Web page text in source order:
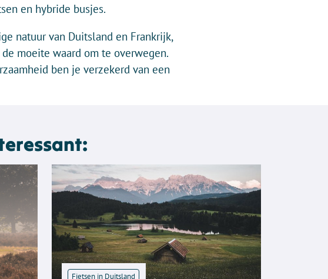
en hybride busjes.
natuur van Duitsland en Frankrijk,
moeite waard om te overwegen.
ben je verzekerd van een
Fietsen in Duitsland